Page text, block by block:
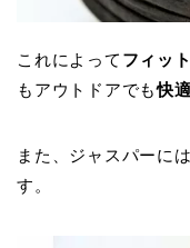
これによって フィッ
もアウトドアでも快
また、ジャスパーには
す。